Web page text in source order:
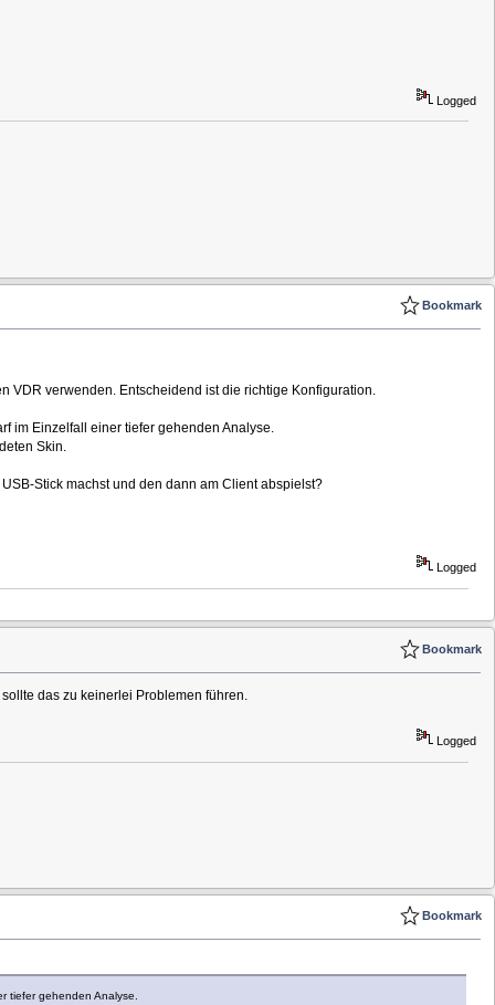
Logged
Bookmark
VDR verwenden. Entscheidend ist die richtige Konfiguration.
im Einzelfall einer tiefer gehenden Analyse.
Skin.
Stick machst und den dann am Client abspielst?
Logged
Bookmark
das zu keinerlei Problemen führen.
Logged
Bookmark
tiefer gehenden Analyse.